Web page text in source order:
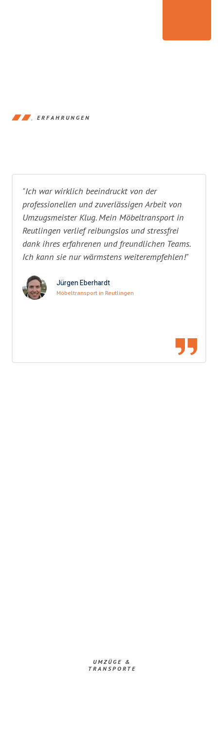
ERFAHRUNGEN
"Ich war wirklich beeindruckt von der
professionellen und zuverlässigen Arbeit von
Umzugsmeister Klug. Mein Möbeltransport in
Reutlingen verlief reibungslos und stressfrei
dank ihres erfahrenen und freundlichen Teams.
Ich kann sie nur wärmstens weiterempfehlen!"
Jürgen Eberhardt
Möbeltransport in Reutlingen
UMZÜGE &
TRANSPORTE